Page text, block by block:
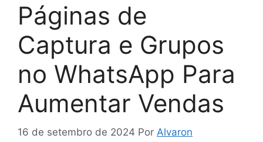
Páginas de
Captura e Grupos
no WhatsApp Para
Aumentar Vendas
16 de setembro de 2024 Por Alvaron